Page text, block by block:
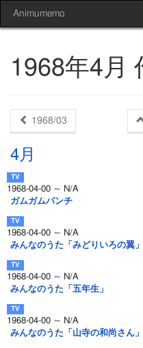
Animumemo
1968年4月
1968/03
4月
1968-04-00 ～ N/A
ガムガムパンチ
1968-04-00 ～ N/A
みんなのうた「みどりいろの翼」
1968-04-00 ～ N/A
みんなのうた「五年生」
1968-04-00 ～ N/A
みんなのうた「山寺の和尚さん」